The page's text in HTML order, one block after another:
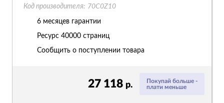
Покупай больше -
плати меньше
27 118 р.
Код производителя: 70C0Z10
6 месяцев гарантии
Ресурс 40000 страниц
Сообщить о поступлении товара